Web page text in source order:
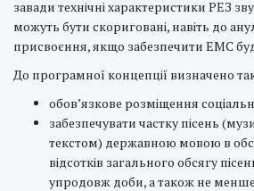
завади технічні характеристики РЕЗ
можуть бути скориговані, навіть до
присвоєння, якщо забезпечити ЕМС
До програмної концепції визначено
обов’язкове розміщення
забезпечувати частку пісень
текстом) державною мовою в
відсотків загального обсягу
упродовж доби, а також не менше